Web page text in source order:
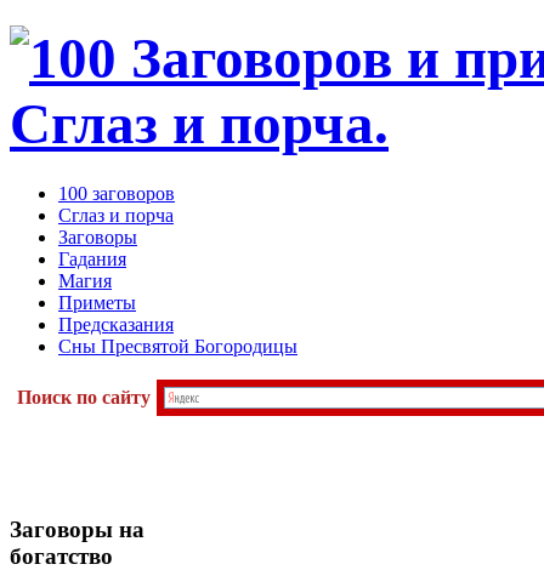
100 заговоров
Сглаз и порча
Заговоры
Гадания
Магия
Приметы
Предсказания
Сны Пресвятой Богородицы
Поиск по сайту
Заговоры на
богатство